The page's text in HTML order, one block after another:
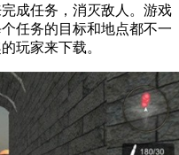
成任务，消灭敌人。游戏
任务的目标和地点都不一
玩家来下载。